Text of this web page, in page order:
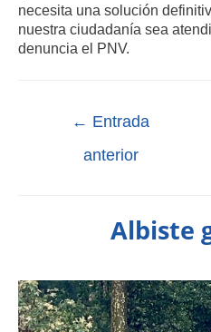
necesita una solución
nuestra ciudadanía sea
denuncia el PNV.
← Entrada
anterior
Albiste